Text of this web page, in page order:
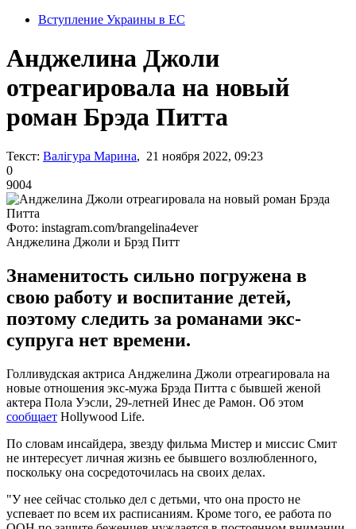
Вступление Украины в ЕС
Анджелина Джоли
отреагировала на новый
роман Брэда Питта
Текст: Валігура Марина, 21 ноября 2022, 09:23
0
9004
Фото: instagram.com/brangelina4ever
Анджелина Джоли и Брэд Питт
Знаменитость сильно погружена в
свою работу и воспитание детей,
поэтому следить за романами экс-
супруга нет времени.
Голливудская актриса Анджелина Джоли отреагировала на
новые отношения экс-мужа Брэда Питта с бывшей женой
актера Пола Уэсли, 29-летней Инес де Рамон. Об этом
сообщает Hollywood Life.
По словам инсайдера, звезду фильма Мистер и миссис Смит
не интересует личная жизнь ее бывшего возлюбленного,
поскольку она сосредоточилась на своих делах.
"У нее сейчас столько дел с детьми, что она просто не
успевает по всем их расписаниям. Кроме того, ее работа по